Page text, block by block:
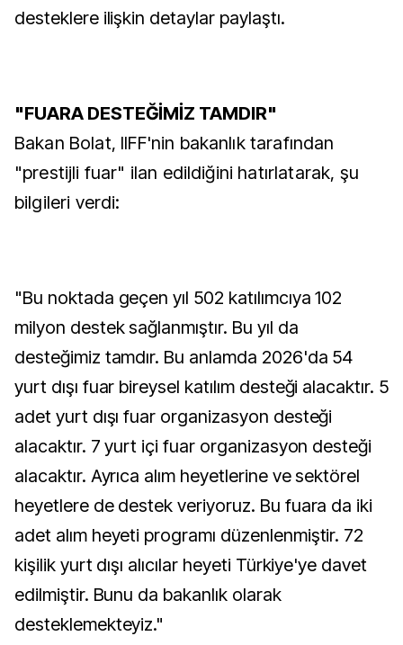
desteklere ilişkin detaylar paylaştı.
"FUARA DESTEĞİMİZ TAMDIR"
Bakan Bolat, IIFF'nin bakanlık tarafından
"prestijli fuar" ilan edildiğini hatırlatarak, şu
bilgileri verdi:
"Bu noktada geçen yıl 502 katılımcıya 102
milyon destek sağlanmıştır. Bu yıl da
desteğimiz tamdır. Bu anlamda 2026'da 54
yurt dışı fuar bireysel katılım desteği alacaktır. 5
adet yurt dışı fuar organizasyon desteği
alacaktır. 7 yurt içi fuar organizasyon desteği
alacaktır. Ayrıca alım heyetlerine ve sektörel
heyetlere de destek veriyoruz. Bu fuara da iki
adet alım heyeti programı düzenlenmiştir. 72
kişilik yurt dışı alıcılar heyeti Türkiye'ye davet
edilmiştir. Bunu da bakanlık olarak
desteklemekteyiz."